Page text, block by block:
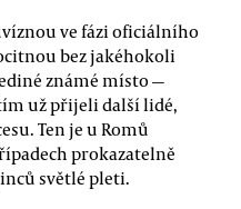
ve fázi oficiálního
bez jakéhokoli
známé místo —
už přijeli další lidé,
Ten je u Romů
prokazatelně
světlé pleti.